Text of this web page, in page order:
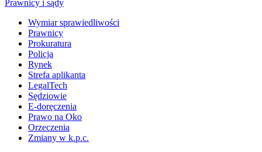
Prawnicy i sądy
Wymiar sprawiedliwości
Prawnicy
Prokuratura
Policja
Rynek
Strefa aplikanta
LegalTech
Sędziowie
E-doręczenia
Prawo na Oko
Orzeczenia
Zmiany w k.p.c.